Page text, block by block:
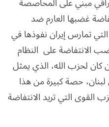
غضبها العارم ضد
تمارس إيران نفوذها في
الانتفاضة على النظام
كان لحزب الله، الذي يمثل
لبنان، حصة كبيرة من هذا
التي تريد الانتفاضة